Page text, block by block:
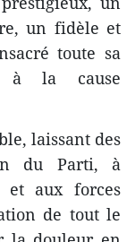
un fidèle et
toute sa
à la cause
laissant des
du Parti, à
et aux forces
de tout le